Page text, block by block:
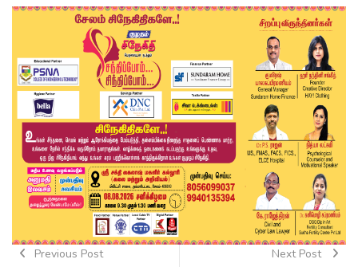
Previous Post Next Post